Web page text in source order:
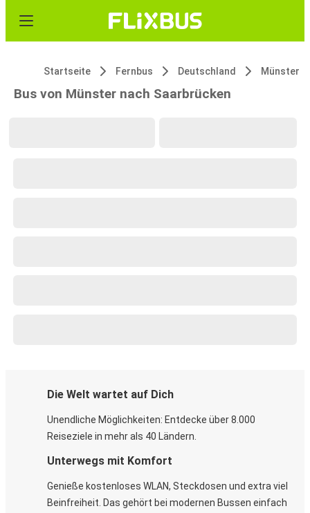
Startseite Fernbus Deutschland Münster
Bus von Münster nach Saarbrücken
Die Welt wartet auf Dich
Unendliche Möglichkeiten: Entdecke über 8.000
Reiseziele in mehr als 40 Ländern.
Unterwegs mit Komfort
Genieße kostenloses WLAN, Steckdosen und extra viel
Beinfreiheit. Das gehört bei modernen Bussen einfach